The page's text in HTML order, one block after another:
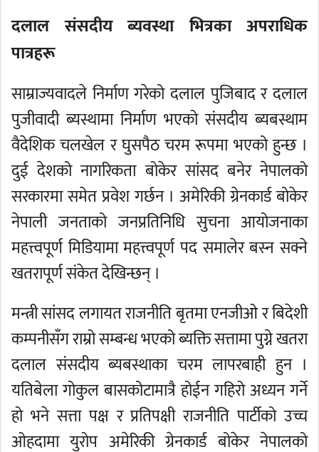
दलाल संसदीय ब्यवस्था भित्रका अपराधिक
पात्रहरू
साम्राज्यवादले निर्माण गरेको दलाल पुजिबाद र दलाल
पुजीवादी ब्यस्थामा निर्माण भएको संसदीय ब्यबस्थाम
वैदेशिक चलखेल र घुसपैठ चरम रूपमा भएको हुन्छ ।
दुई देशको नागरिकता बोकेर सांसद बनेर नेपालको
सरकारमा समेत प्रवेश गर्छन । अमेरिकी ग्रेनकार्ड बोकेर
नेपाली जनताको जनप्रतिनिधि सुचना आयोजनाका
महत्त्वपूर्ण मिडियामा महत्त्वपूर्ण पद समालेर बस्न सक्ने
खतरापूर्ण संकेत देखिन्छन् ।
मन्त्री सांसद लगायत राजनीति बृतमा एनजीओ र बिदेशी
कम्पनीसँग राम्रो सम्बन्ध भएको ब्यक्ति सत्तामा पुग्ने खतरा
दलाल संसदीय ब्यबस्थाका चरम लापरबाही हुन ।
यतिबेला गोकुल बासकोटामात्रै होईन गहिरो अध्यन गर्ने
हो भने सत्ता पक्ष र प्रतिपक्षी राजनीति पार्टीको उच्च
ओहदामा युरोप अमेरिकी ग्रेनकार्ड बोकेर नेपालको